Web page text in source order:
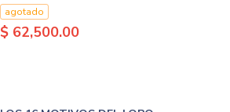
agotado
$ 62,500.00